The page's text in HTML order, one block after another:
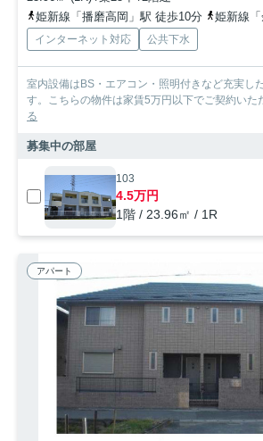
姫新線「播磨高岡」駅 徒歩10分
姫新線
インターネット対応 公共下水
室内設備はBS・エアコン・照明付きなど充実し
す。こちらの物件は家賃5万円以下でご契約いた
る
募集中の部屋
103
4.5万円
1階 / 23.96㎡ / 1R
アパート